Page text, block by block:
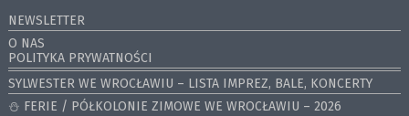
NEWSLETTER
O NAS
POLITYKA PRYWATNOŚCI
SYLWESTER WE WROCŁAWIU – LISTA IMPREZ, BALE, KONCERTY
⛄️ FERIE / PÓŁKOLONIE ZIMOWE WE WROCŁAWIU – 2026